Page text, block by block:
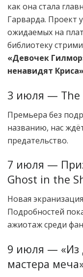
как она стала
Гарварда. Проект
ожидаемых на
библиотеку
«Девочек
ненавидят Криса»
3 июля — The
Премьера без
названию, нас
предательство.
7 июля —
Ghost in the
Новая
Подробностей
ажиотаж среди
9 июля — «Из
мастера